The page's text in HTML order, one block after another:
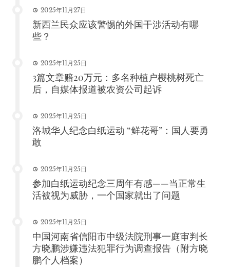
2025年11月27日
新西兰民众应该警惕的外国干涉活动有哪
些？
2025年11月25日
3篇文章赔20万元：多名种植户樱桃树死亡
后，自媒体报道被农资公司起诉
2025年11月25日
洛城华人纪念白纸运动 “鲜花哥”：国人要勇
敢
2025年11月25日
参加白纸运动纪念三周年有感——当正常生
活被视为威胁，一个国家就出了问题
2025年11月25日
中国河南省信阳市中级法院刑事一庭审判长
方晓鹏涉嫌违法犯罪行为调查报告（附方晓
鹏个人档案）